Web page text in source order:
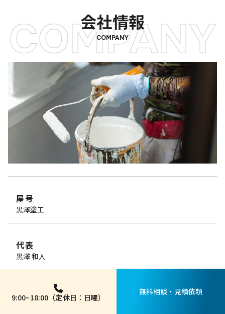
会社情報
COMPANY
COMPANY
屋号
黒澤塗工
代表
黒澤 和人
茨城県ひたちなか市小貫山1-16-7
9:00~18:00（定休日：日曜）
無料相談・見積依頼